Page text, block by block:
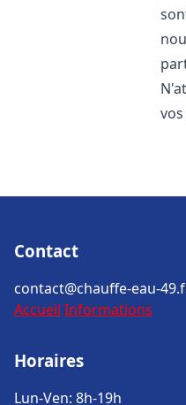
Contact
contact@chauffe-eau-
Accueil Informations
Horaires
Lun-Ven: 8h-19h